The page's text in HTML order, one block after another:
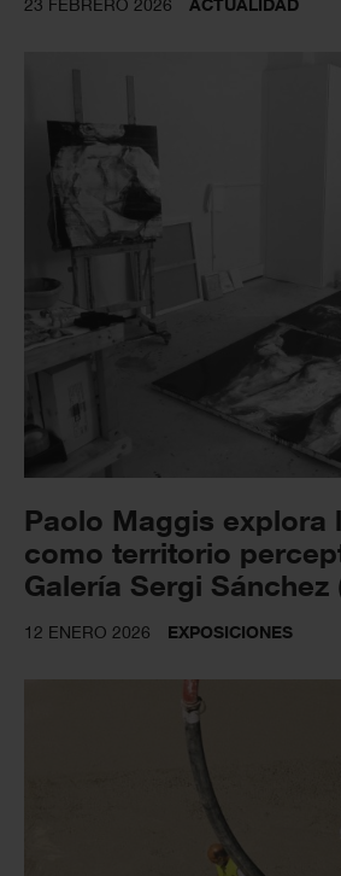
23 FEBRERO 2026 ACTUALIDAD
Paolo Maggis explora
como territorio
Galería Sergi Sánchez
12 ENERO 2026 EXPOSICIONES